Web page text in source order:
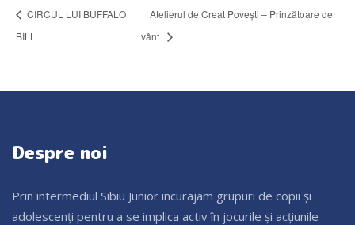
CIRCUL LUI BUFFALO
BILL
Atelierul de Creat Povești – Prinzătoare de
vânt
Despre noi
Prin intermediul Sibiu Junior incurajam grupuri de copii și
adolescenți pentru a se implica activ în jocurile și acțiunile